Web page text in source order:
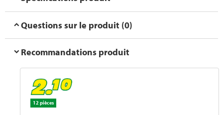
Questions sur le produit (0)
Recommandations produit
12 pièces